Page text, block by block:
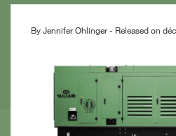
By Jennifer Ohlinger - Released on